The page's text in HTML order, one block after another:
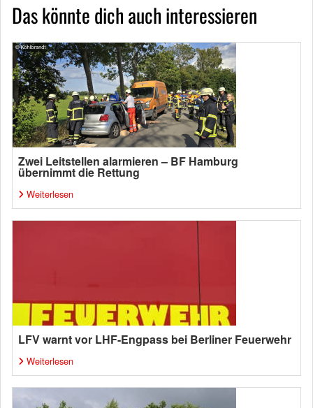
Das könnte dich auch interessieren
Zwei Leitstellen alarmieren – BF Hamburg
übernimmt die Rettung
Weiterlesen
LFV warnt vor LHF-Engpass bei Berliner Feuerwehr
Weiterlesen